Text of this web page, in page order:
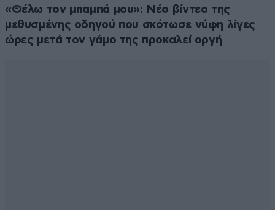
«Θέλω τον μπαμπά μου»: Νέο βίντεο της
μεθυσμένης οδηγού που σκότωσε νύφη λίγες
ώρες μετά τον γάμο της προκαλεί οργή